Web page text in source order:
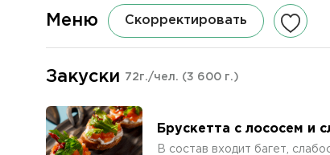
Меню Скорректировать
Закуски 72г./чел. (3 600 г.)
Брускетта с лососем и
В состав входит багет,